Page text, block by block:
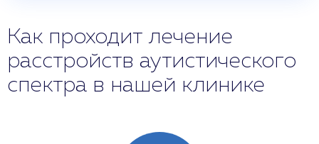
Как проходит лечение
расстройств аутистического
спектра в нашей клинике